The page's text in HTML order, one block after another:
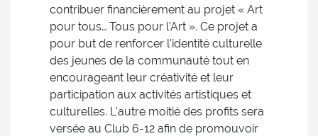
contribuer financièrement au projet « Art
pour tous… Tous pour l’Art ». Ce projet a
pour but de renforcer l'identité culturelle
des jeunes de la communauté tout en
encourageant leur créativité et leur
participation aux activités artistiques et
culturelles. L’autre moitié des profits sera
versée au Club 6-12 afin de promouvoir